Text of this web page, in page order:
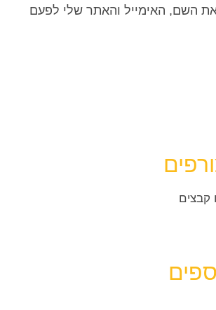
השם, האימייל והאתר שלי לפעם
קבצים